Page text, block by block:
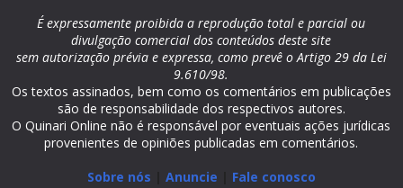
É expressamente proibida a reprodução total e parcial ou
divulgação comercial dos conteúdos deste site
sem autorização prévia e expressa, como prevê o Artigo 29 da Lei
9.610/98.
Os textos assinados, bem como os comentários em publicações
são de responsabilidade dos respectivos autores.
O Quinari Online não é responsável por eventuais ações jurídicas
provenientes de opiniões publicadas em comentários.
Sobre nós
Anuncie Fale conosco